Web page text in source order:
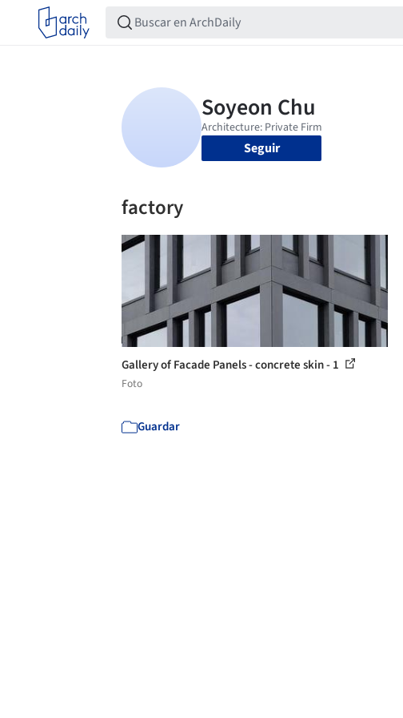
Seguir
factory
Gallery of Facade Panels - concrete skin - 1
Foto
Guardar